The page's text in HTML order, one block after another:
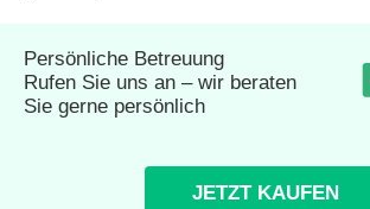
Persönliche Betreuung
Rufen Sie uns an – wir beraten
Sie gerne persönlich
JETZT KAUFEN